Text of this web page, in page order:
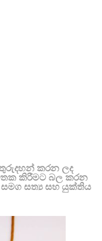
කරන ලද
කිරීමට බල කරන
සත්‍ය සහ යුක්තිය